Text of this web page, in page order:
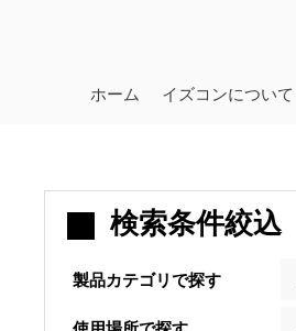
ホーム イズコンについて
検索条件絞込
製品カテゴリで探す